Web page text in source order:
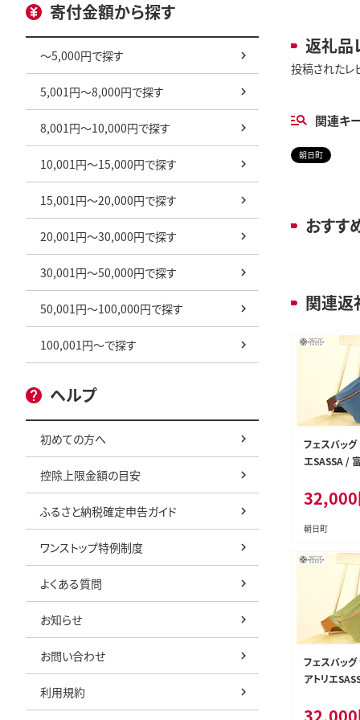
寄付金額から探す
～5,000円で探す
5,001円～8,000円で探す
8,001円～10,000円で探す
10,001円～15,000円で探す
15,001円～20,000円で探す
20,001円～30,000円で探す
30,001円～50,000円で探す
50,001円～100,000円で探す
100,001円～で探す
ヘルプ
初めての方へ
控除上限金額の目安
ふるさと納税確定申告ガイド
ワンストップ特例制度
よくある質問
お知らせ
お問い合わせ
利用規約
返礼品
投稿されたレ
関連キ
朝日町
おすす
関連返
フェスバッ
エSASSA /
ヴィンテー
斜めがけ
32,000
朝日町
フェスバッ
アトリエ
ンプル ヴィ